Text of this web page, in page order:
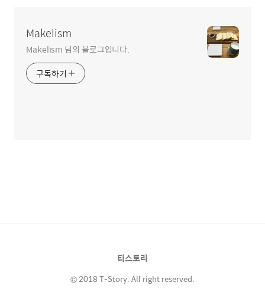
Makelism
Makelism 님의 블로그입니다.
구독하기
티스토리
© 2018 T-Story. All right reserved.